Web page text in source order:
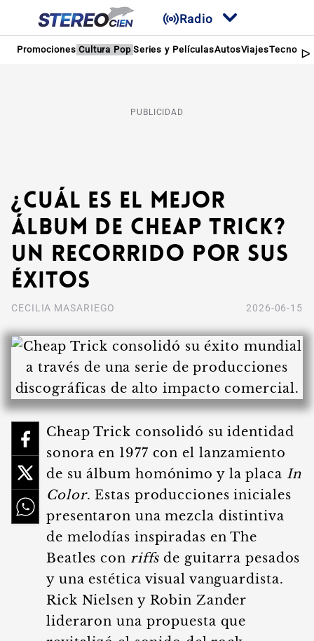
Radio
Promociones Cultura Pop Series y PelículasAutosViajes
PUBLICIDAD
¿Cuál es el mejor
álbum de Cheap Trick?
Un recorrido por sus
éxitos
CECILIA MASARIEGO 2026-06-15
Cheap Trick consolidó su identidad
sonora en 1977 con el lanzamiento
de su álbum homónimo y la placa In
Color. Estas producciones iniciales
presentaron una mezcla distintiva
de melodías inspiradas en The
Beatles con riffs de guitarra pesados
y una estética visual vanguardista.
Rick Nielsen y Robin Zander
lideraron una propuesta que